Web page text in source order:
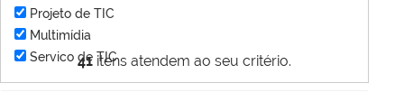
41 itens atendem ao seu critério.
Projeto de TIC
Multimídia
Servico de TIC